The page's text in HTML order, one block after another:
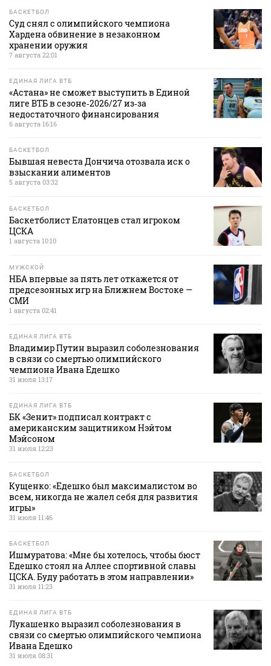
БАСКЕТБОЛ
Суд снял с олимпийского чемпиона
Хардена обвинение в незаконном
хранении оружия
7 августа 22:01
ЕДИНАЯ ЛИГА ВТБ
«Астана» не сможет выступить в Единой
лиге ВТБ в сезоне‑2026/27 из‑за
недостаточного финансирования
6 августа 16:16
БАСКЕТБОЛ
Бывшая невеста Дончича отозвала иск о
взыскании алиментов
5 августа 03:32
БАСКЕТБОЛ
Баскетболист Елатонцев стал игроком
ЦСКА
1 августа 10:10
МУЖСКОЙ
НБА впервые за пять лет откажется от
предсезонных игр на Ближнем Востоке —
СМИ
1 августа 02:41
ЕДИНАЯ ЛИГА ВТБ
Владимир Путин выразил соболезнования
в связи со смертью олимпийского
чемпиона Ивана Едешко
31 июля 13:17
ЕДИНАЯ ЛИГА ВТБ
БК «Зенит» подписал контракт с
американским защитником Нэйтом
Мэйсоном
31 июля 12:23
БАСКЕТБОЛ
Кущенко: «Едешко был максималистом во
всем, никогда не жалел себя для развития
игры»
31 июля 11:46
БАСКЕТБОЛ
Ишмуратова: «Мне бы хотелось, чтобы бюст
Едешко стоял на Аллее спортивной славы
ЦСКА. Буду работать в этом направлении»
31 июля 11:23
ЕДИНАЯ ЛИГА ВТБ
Лукашенко выразил соболезнования в
связи со смертью олимпийского чемпиона
Ивана Едешко
31 июля 08:31